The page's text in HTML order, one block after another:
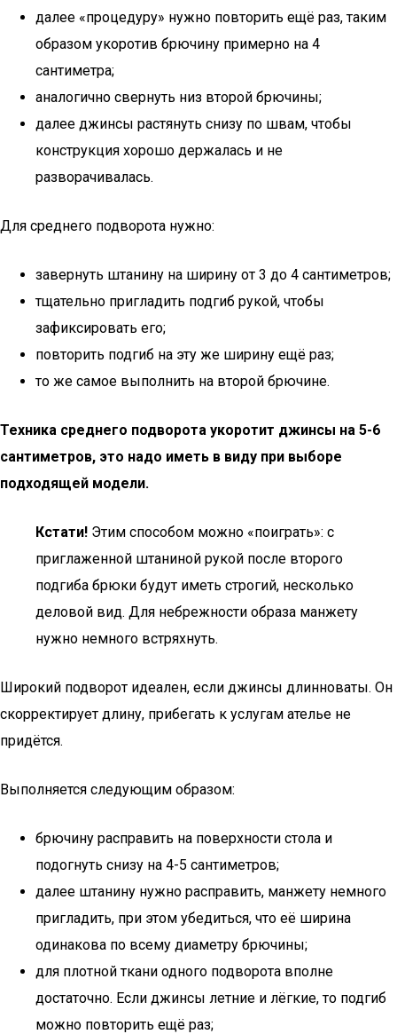
далее «процедуру» нужно повторить ещё раз, таким
образом укоротив брючину примерно на 4
сантиметра;
аналогично свернуть низ второй брючины;
далее джинсы растянуть снизу по швам, чтобы
конструкция хорошо держалась и не
разворачивалась.
Для среднего подворота нужно:
завернуть штанину на ширину от 3 до 4 сантиметров;
тщательно пригладить подгиб рукой, чтобы
зафиксировать его;
повторить подгиб на эту же ширину ещё раз;
то же самое выполнить на второй брючине.
Техника среднего подворота укоротит джинсы на 5-6
сантиметров, это надо иметь в виду при выборе
подходящей модели.
Кстати! Этим способом можно «поиграть»: с
приглаженной штаниной рукой после второго
подгиба брюки будут иметь строгий, несколько
деловой вид. Для небрежности образа манжету
нужно немного встряхнуть.
Широкий подворот идеален, если джинсы длинноваты. Он
скорректирует длину, прибегать к услугам ателье не
придётся.
Выполняется следующим образом:
брючину расправить на поверхности стола и
подогнуть снизу на 4-5 сантиметров;
далее штанину нужно расправить, манжету немного
пригладить, при этом убедиться, что её ширина
одинакова по всему диаметру брючины;
для плотной ткани одного подворота вполне
достаточно. Если джинсы летние и лёгкие, то подгиб
можно повторить ещё раз;